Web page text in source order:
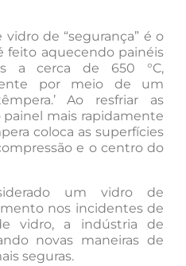
de “segurança” é o
feito aquecendo painéis
a cerca de 650 °C,
por meio de um
Ao resfriar as
mais rapidamente
coloca as superfícies
e o centro do
um vidro de
nos incidentes de
vidro, a indústria de
novas maneiras de
seguras.